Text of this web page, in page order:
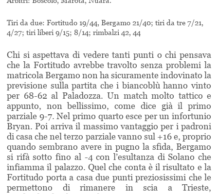
Tiri da due: Fortitudo 19/44, Bergamo 21/40; tiri da tre 7/21,
4/27; tiri liberi 9/15; 8/14; rimbalzi 42, 44
Chi si aspettava di vedere tanti punti o chi pensava
che la Fortitudo avrebbe travolto senza problemi la
matricola Bergamo non ha sicuramente indovinato la
previsione sulla partita che i biancoblù hanno vinto
per 68-62 al Paladozza. Un match molto tattico e
appunto, non bellissimo, come dice già il primo
parziale 9-7. Nel primo quarto esce per un infortunio
Bryan. Poi arriva il massimo vantaggio per i padroni
di casa che nel terzo parziale vanno sul +16 e, proprio
quando sembrano avere in pugno la sfida, Bergamo
si rifà sotto fino al -4 con l’esultanza di Solano che
infiamma il palazzo. Quel che conta è il risultato e la
Fortitudo porta a casa due punti preziosissimi che le
permettono di rimanere in scia a Trieste,